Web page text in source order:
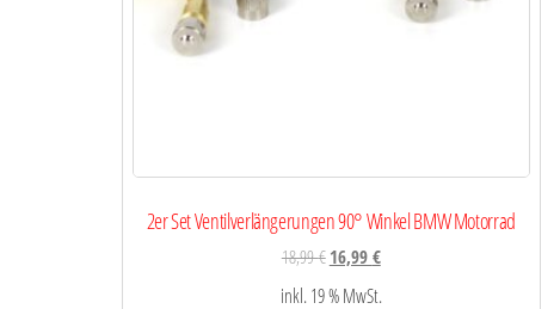
2er Set Ventilverlängerungen 90° Winkel BMW Motorrad
18,99€ 16,99€
inkl. 19 % MwSt.